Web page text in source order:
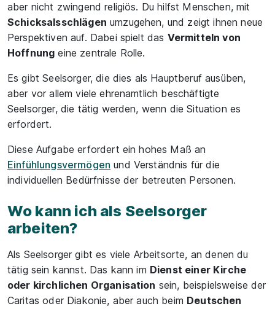
aber nicht zwingend religiös. Du hilfst Menschen, mit
Schicksalsschlägen umzugehen, und zeigt ihnen neue
Perspektiven auf. Dabei spielt das Vermitteln von
Hoffnung eine zentrale Rolle.
Es gibt Seelsorger, die dies als Hauptberuf ausüben,
aber vor allem viele ehrenamtlich beschäftigte
Seelsorger, die tätig werden, wenn die Situation es
erfordert.
Diese Aufgabe erfordert ein hohes Maß an
Einfühlungsvermögen und Verständnis für die
individuellen Bedürfnisse der betreuten Personen.
Wo kann ich als Seelsorger
arbeiten?
Als Seelsorger gibt es viele Arbeitsorte, an denen du
tätig sein kannst. Das kann im Dienst einer Kirche
oder kirchlichen Organisation sein, beispielsweise der
Caritas oder Diakonie, aber auch beim Deutschen